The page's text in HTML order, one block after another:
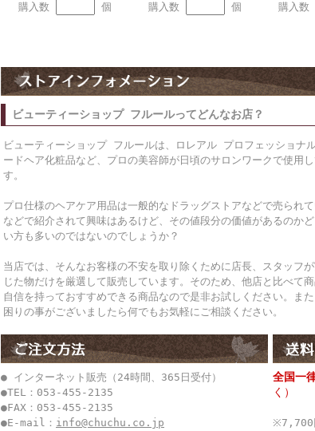
購入数
個
購入数
個
購入数
ビューティーショップ フルールってどんなお店？
ビューティーショップ フルールは、ロレアル プロフェッショナ
ードヘア化粧品など、プロの美容師が日頃のサロンワークで使用
す。
プロ仕様のヘアケア用品は一般的なドラッグストアなどで売られ
などで紹介されて興味はあるけど、その値段分の価値があるのか
い方も多いのではないのでしょうか？
当店では、そんなお客様の不安を取り除くために店長、スタッフ
じた物だけを厳選して販売しています。そのため、他店と比べて
自信を持っておすすめできる商品なので是非お試しください。ま
困りの事がございましたら何でもお気軽にご相談ください。
● インターネット販売（24時間、365日受付）
●TEL：053-455-2135
●FAX：053-455-2135
●E-mail： info@chuchu.co.jp
全国一
く）
※7,700